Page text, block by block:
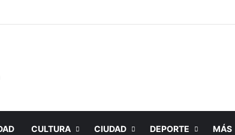
CULTURA CIUDAD DEPORTE MÁS